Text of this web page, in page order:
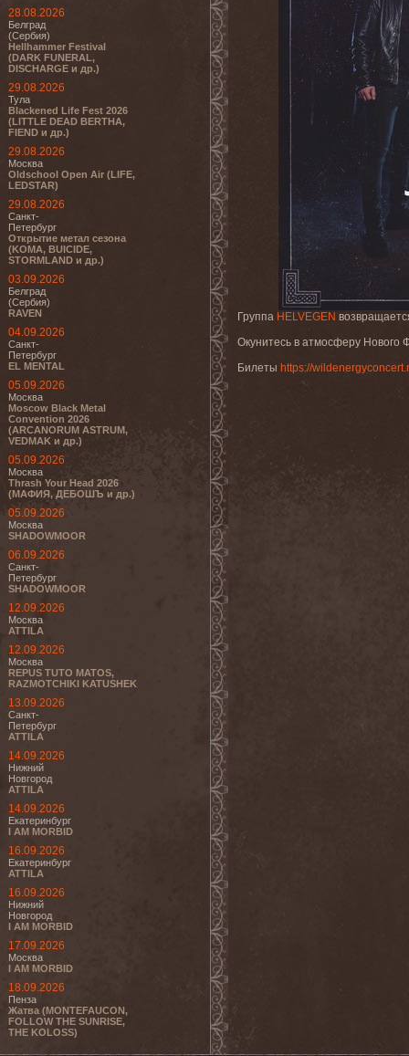
28.08.2026
Белград
(Сербия)
Hellhammer Festival
(DARK FUNERAL,
DISCHARGE и др.)
29.08.2026
Тула
Blackened Life Fest 2026
(LITTLE DEAD BERTHA,
FIEND и др.)
29.08.2026
Москва
Oldschool Open Air (LIFE,
LEDSTAR)
29.08.2026
Санкт-
Петербург
Открытие метал сезона
(KOMA, BUICIDE,
STORMLAND и др.)
03.09.2026
Белград
(Сербия)
RAVEN
04.09.2026
Санкт-
Петербург
EL MENTAL
05.09.2026
Москва
Moscow Black Metal
Convention 2026
(ARCANORUM ASTRUM,
VEDMAK и др.)
05.09.2026
Москва
Thrash Your Head 2026
(МАФИЯ, ДЕБОШЪ и др.)
05.09.2026
Москва
SHADOWMOOR
06.09.2026
Санкт-
Петербург
SHADOWMOOR
12.09.2026
Москва
ATTILA
12.09.2026
Москва
REPUS TUTO MATOS,
RAZMOTCHIKI KATUSHEK
13.09.2026
Санкт-
Петербург
ATTILA
14.09.2026
Нижний
Новгород
ATTILA
14.09.2026
Екатеринбург
I AM MORBID
16.09.2026
Екатеринбург
ATTILA
16.09.2026
Нижний
Новгород
I AM MORBID
17.09.2026
Москва
I AM MORBID
18.09.2026
Пенза
Жатва (MONTEFAUCON,
FOLLOW THE SUNRISE,
THE KOLOSS)
Группа HELVEGEN
Окунитесь в атмосферу Нового
Билеты https://